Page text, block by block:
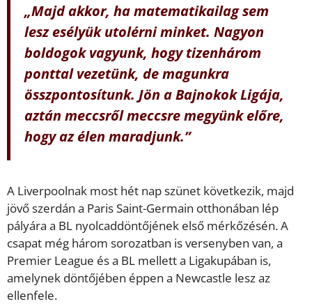
„Majd akkor, ha matematikailag sem
lesz esélyük utolérni minket. Nagyon
boldogok vagyunk, hogy tizenhárom
ponttal vezetünk, de magunkra
összpontosítunk. Jön a Bajnokok Ligája,
aztán meccsről meccsre megyünk előre,
hogy az élen maradjunk.”
A Liverpoolnak most hét nap szünet következik, majd
jövő szerdán a Paris Saint-Germain otthonában lép
pályára a BL nyolcaddöntőjének első mérkőzésén. A
csapat még három sorozatban is versenyben van, a
Premier League és a BL mellett a Ligakupában is,
amelynek döntőjében éppen a Newcastle lesz az
ellenfele.